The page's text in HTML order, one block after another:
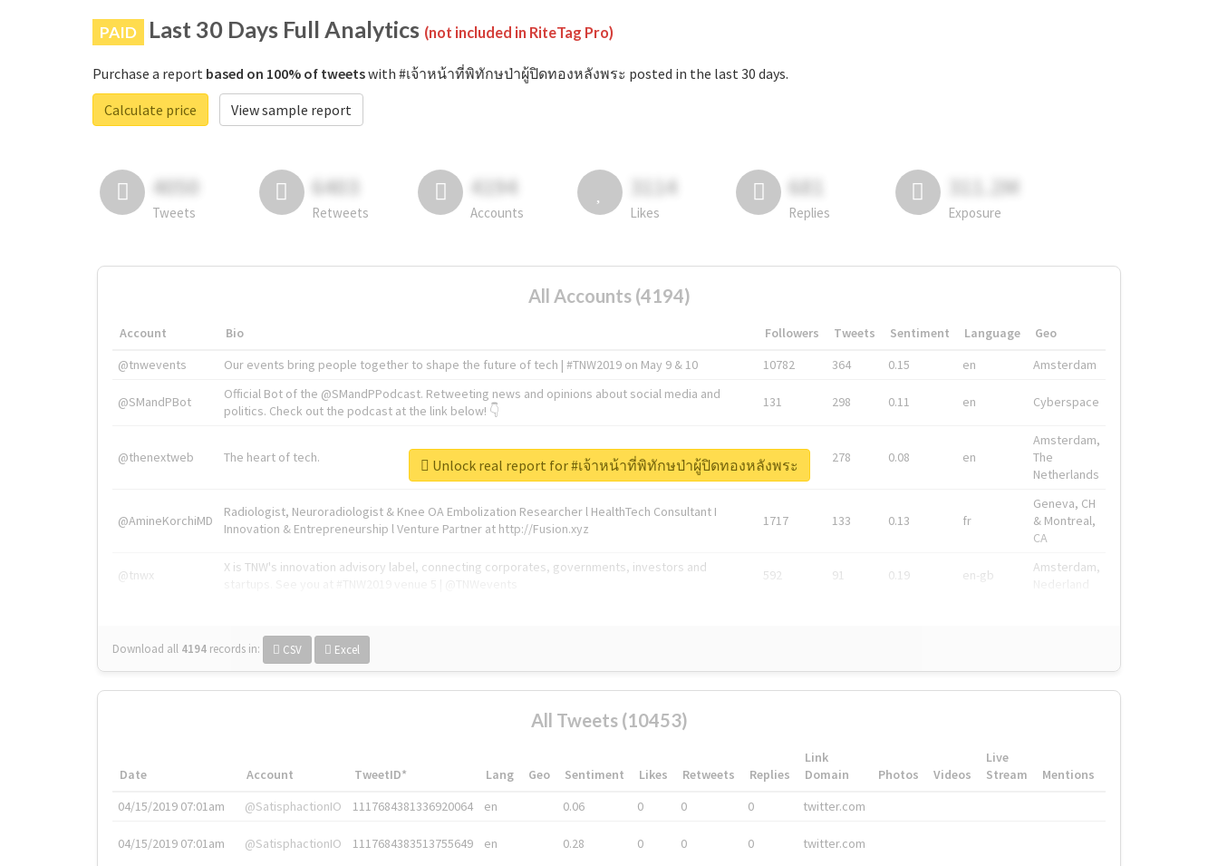
PAID Last 30 Days Full Analytics (not included in RiteTag Pro)
Purchase a report based on 100% of tweetswith #เจ้าหน้าที่พิทักษป่าผู้ปิดทองหลังพระ posted in the last 30 days.
Calculate price
View sample report
4050
Tweets
6403
Retweets
4194
Accounts
3114
Likes
681
Replies
311.2M
Exposure
All Accounts (4194)
Account Bio Followers Tweets Sentiment Language
Geo
@tnwevents
Our events bring people together to shape the future of tech | #TNW2019 on May 9 & 10 10782 364 0.15 en Amsterdam
@SMandPBot
Official Bot of the @SMandPPodcast. Retweeting news and opinions about social media and
politics. Check out the podcast at the link below! 👇
131 298 0.11 en Cyberspace
@thenextweb The heart of tech. 1743596 278 0.08 en
Amsterdam,
The
Netherlands
@AmineKorchiMD
Radiologist, Neuroradiologist & Knee OA Embolization Researcher l HealthTech Consultant I
Innovation & Entrepreneurship l Venture Partner at http://Fusion.xyz
1717 133 0.13 fr
Geneva, CH
& Montreal,
CA
@tnwx
X is TNW's innovation advisory label, connecting corporates, governments, investors and
592 91 0.19 en-gb
Amsterdam,
Download all 4194 records in: CSV Excel
Unlock real report for #เจ้าหน้าที่พิทักษป่าผู้ปิดทองหลังพระ
All Tweets (10453)
Date Account TweetID* Lang Geo Sentiment Likes Retweets Replies
Link
Domain
Photos Videos
Live
Stream
Mentions
04/15/2019 07:01am
@SatisphactionIO 1117684381336920064 en 0.06 0 0 0 twitter.com
04/15/2019 07:01am @SatisphactionIO 1117684383513755649 en 0.28 0 0 0 twitter.com